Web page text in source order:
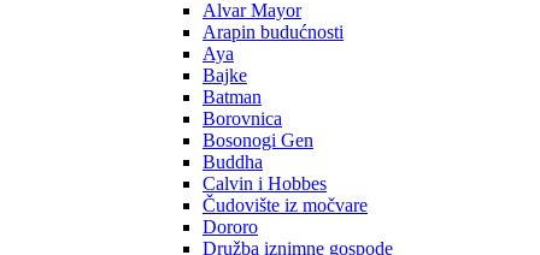
Alvar Mayor
Arapin budućnosti
Aya
Bajke
Batman
Borovnica
Bosonogi Gen
Buddha
Calvin i Hobbes
Čudovište iz močvare
Dororo
Družba iznimne gospode